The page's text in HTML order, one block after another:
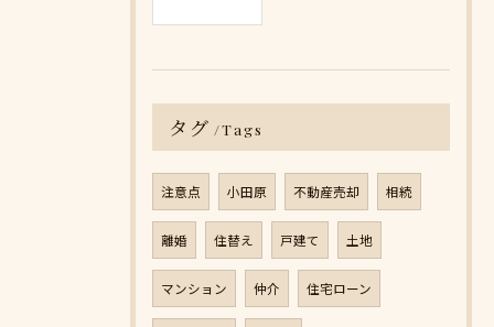
タグ Tags
注意点 小田原 不動産売却 相続
離婚 住替え 戸建て 土地
マンション 仲介 住宅ローン